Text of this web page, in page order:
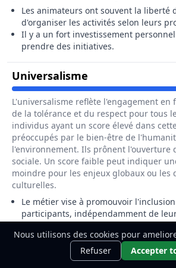
Les animateurs ont souvent la liberté
d'organiser les activités selon leurs
Il y a un fort investissement
prendre des initiatives.
Universalisme Pour Le Métier
L'universalisme reflète l'engagement en
de la tolérance et du respect pour tous
individus ayant un score élevé dans
préoccupés par le bien-être de
l'environnement. Ils prônent l'ouverture
sociale. Un score faible peut indiquer
moindre pour les enjeux globaux ou les
culturelles.
Le métier vise à promouvoir
participants, indépendamment de
Il favorise une approche d'égalité et
toutes les individus.
Ce métier t'intéresse ?Découvre
comment le devenir.
Nous utilisons des cookies pour
Refuser
Accepter